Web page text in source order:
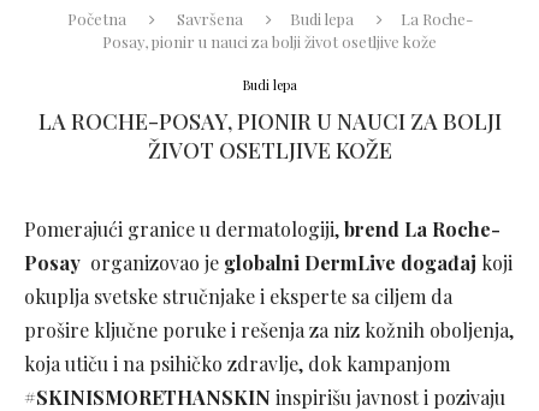
Početna Savršena Budi lepa
La Roche-
Posay, pionir u nauci za bolji život osetljive kože
Budi lepa
LA ROCHE-POSAY, PIONIR U NAUCI ZA BOLJI
ŽIVOT OSETLJIVE KOŽE
Pomerajući granice u dermatologiji,brend La Roche-
Posay organizovao je globalni DermLive događaj koji
okuplja svetske stručnjake i eksperte sa ciljem da
prošire ključne poruke i rešenja za niz kožnih oboljenja,
koja utiču i na psihičko zdravlje, dok kampanjom
#SKINISMORETHANSKIN inspirišu javnost i pozivaju